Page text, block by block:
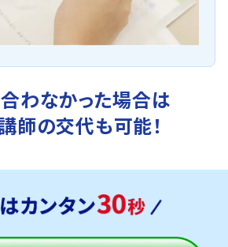
わなかった場合は
師の交代も可能！